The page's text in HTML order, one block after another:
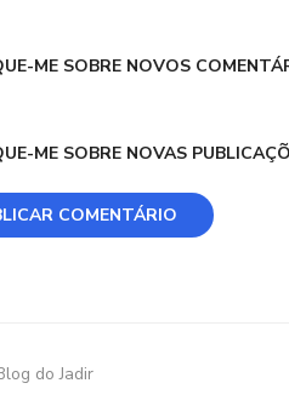
ME SOBRE NOVOS
ME SOBRE NOVAS
do Jadir